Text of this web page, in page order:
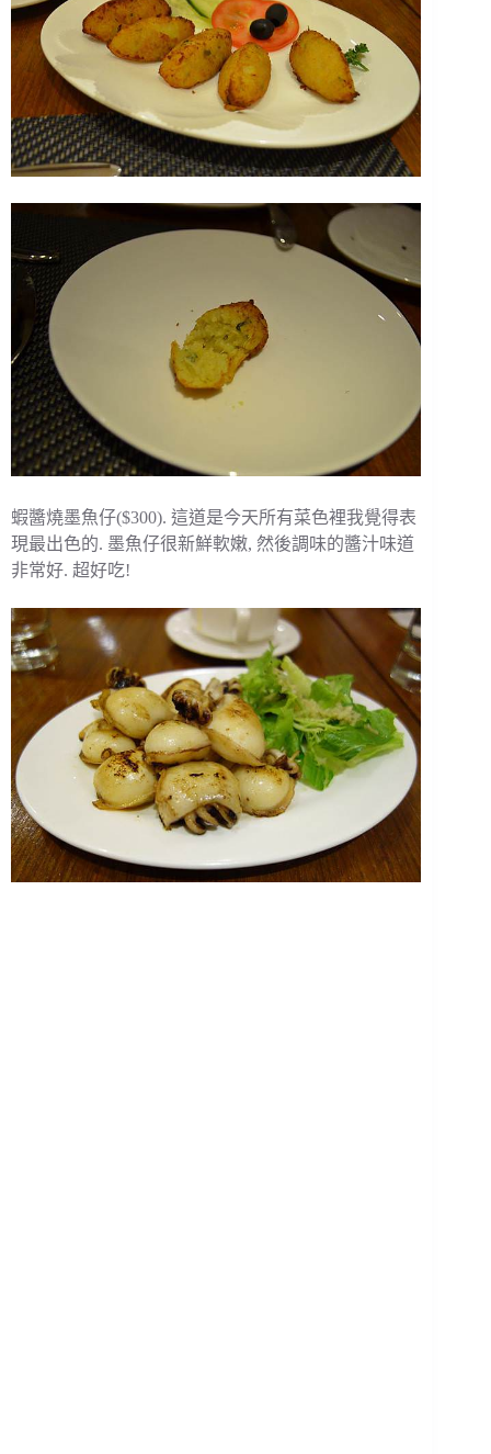
蝦醬燒墨魚仔($300). 這道是今天所有菜色裡我覺得表
現最出色的. 墨魚仔很新鮮軟嫩, 然後調味的醬汁味道
非常好. 超好吃!